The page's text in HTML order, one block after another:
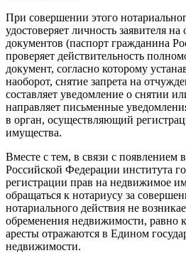
При совершении этого
удостоверяет личность заявителя
документов (паспорт гражданина
проверяет действительность
документ, согласно которому
наоборот, снятие запрета на
составляет уведомление о снятии
направляет письменные
в орган, осуществляющий
имущества.
Вместе с тем, в связи с появлением в
Российской Федерации института
регистрации прав на недвижимое
обращаться к нотариусу за
нотариального действия не
обременения недвижимости, равно
аресты отражаются в Едином
недвижимости.